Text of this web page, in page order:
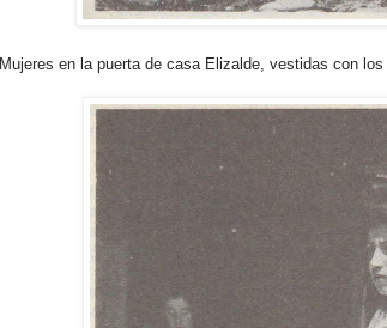
Mujeres en la puerta de casa Elizalde, vestidas con los